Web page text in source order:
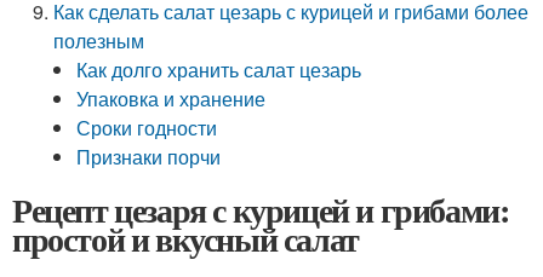
Как сделать салат цезарь с курицей и грибами более
полезным
Как долго хранить салат цезарь
Упаковка и хранение
Сроки годности
Признаки порчи
Рецепт цезаря с курицей и грибами:
простой и вкусный салат